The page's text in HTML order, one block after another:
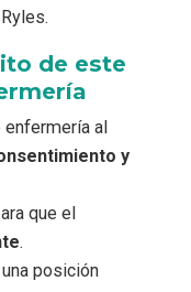
de este
enfermería al
y
que el
.
posición